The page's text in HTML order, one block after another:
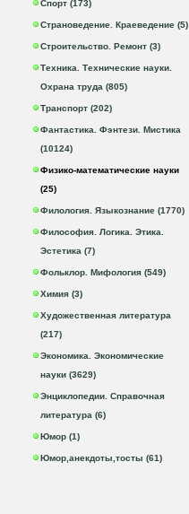
Спорт (173)
Страноведение. Краеведение (5)
Строительство. Ремонт (3)
Техника. Технические науки.
Охрана труда (805)
Транспорт (202)
Фантастика. Фэнтези. Мистика
(10124)
Физико-математические науки
(25)
Филология. Языкознание (1770)
Философия. Логика. Этика.
Эстетика (7)
Фольклор. Мифология (549)
Химия (3)
Художественная литература
(217)
Экономика. Экономические
науки (3629)
Энциклопедии. Справочная
литература (6)
Юмор (1)
Юмор,анекдоты,тосты (61)